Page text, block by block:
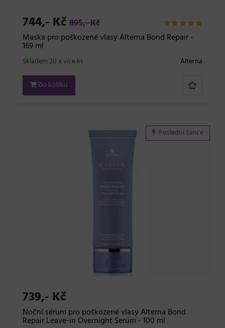
744,- Kč 895,- Kč
Maska pro poškozené vlasy Alterna Bond Repair -
169 ml
Alterna
Skladem 20 a více ks
Do košíku
Poslední šance
739,- Kč
Noční sérum pro poškozené vlasy Alterna Bond
Repair Leave-in Overnight Serum - 100 ml